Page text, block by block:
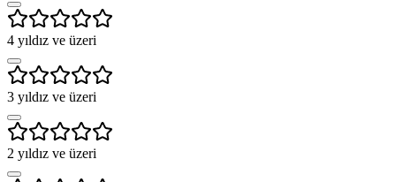
4 yıldız ve üzeri
3 yıldız ve üzeri
2 yıldız ve üzeri